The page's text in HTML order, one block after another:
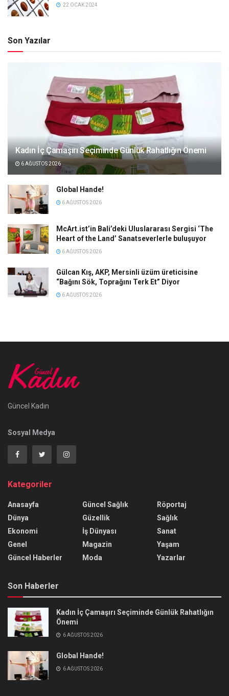
22 OCAK 2024
Son Yazılar
Kadın İç Çamaşırı Seçiminde Günlük Rahatlığın Önemi
6 AĞUSTOS 2026
Global Hande!
6 AĞUSTOS 2026
McArt.ist’in Bali’deki Uluslararası Sergisi ‘The
Heart of the Land’ Sanatseverlerle buluşuyor
6 AĞUSTOS 2026
Gülcan Kış, AKP, Mersinli üzüm üreticisine
“Bağını Sök, Toprağını Terk Et” Diyor
6 AĞUSTOS 2026
Güncel Kadın
Sosyal Medya
Kategoriler
Anasayfa
Dünya
Ekonomi
Genel
Güncel Haberler
Güncel Sağlık
Güzellik
İş Dünyası
Magazin
Moda
Röportaj
Sağlık
Sanat
Yaşam
Yazarlar
Son Haberler
Kadın İç Çamaşırı Seçiminde Günlük Rahatlığın
Önemi
6 AĞUSTOS 2026
Global Hande!
6 AĞUSTOS 2026